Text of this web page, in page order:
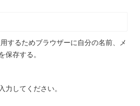
するためブラウザーに自分の名前、メ
保存する。
力してください。